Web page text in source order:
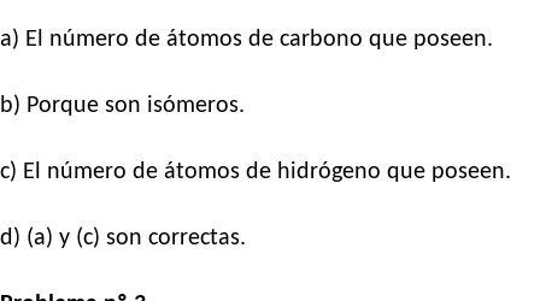
a) El número de átomos de carbono que poseen.
b) Porque son isómeros.
c) El número de átomos de hidrógeno que poseen.
d) (a) y (c) son correctas.